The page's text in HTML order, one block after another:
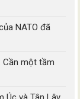
NATO đã
Cần một tầm